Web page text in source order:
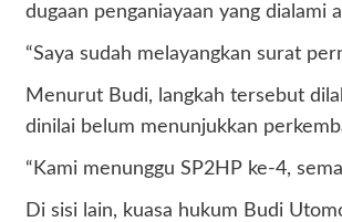
dugaan penganiayaan yang dialami
“Saya sudah melayangkan surat
Menurut Budi, langkah tersebut
dinilai belum menunjukkan
“Kami menunggu SP2HP ke-4,
Di sisi lain, kuasa hukum Budi